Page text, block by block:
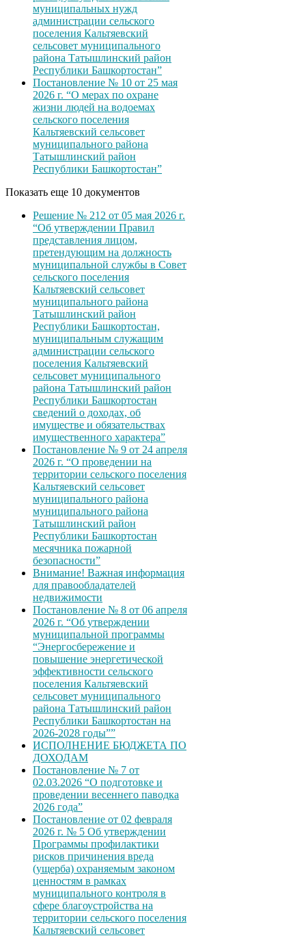
муниципальных нужд
администрации сельского
поселения Кальтяевский
сельсовет муниципального
района Татышлинский район
Республики Башкортостан”
Постановление № 10 от 25 мая
2026 г. “О мерах по охране
жизни людей на водоемах
сельского поселения
Кальтяевский сельсовет
муниципального района
Татышлинский район
Республики Башкортостан”
Показать еще 10 документов
Решение № 212 от 05 мая 2026 г.
“Об утверждении Правил
представления лицом,
претендующим на должность
муниципальной службы в Совет
сельского поселения
Кальтяевский сельсовет
муниципального района
Татышлинский район
Республики Башкортостан,
муниципальным служащим
администрации сельского
поселения Кальтяевский
сельсовет муниципального
района Татышлинский район
Республики Башкортостан
сведений о доходах, об
имуществе и обязательствах
имущественного характера”
Постановление № 9 от 24 апреля
2026 г. “О проведении на
территории сельского поселения
Кальтяевский сельсовет
муниципального района
муниципального района
Татышлинский район
Республики Башкортостан
месячника пожарной
безопасности”
Внимание! Важная информация
для правообладателей
недвижимости
Постановление № 8 от 06 апреля
2026 г. “Об утверждении
муниципальной программы
“Энергосбережение и
повышение энергетической
эффективности сельского
поселения Кальтяевский
сельсовет муниципального
района Татышлинский район
Республики Башкортостан на
2026-2028 годы””
ИСПОЛНЕНИЕ БЮДЖЕТА ПО
ДОХОДАМ
Постановление № 7 от
02.03.2026 “О подготовке и
проведении весеннего паводка
2026 года”
Постановление от 02 февраля
2026 г. № 5 Об утверждении
Программы профилактики
рисков причинения вреда
(ущерба) охраняемым законом
ценностям в рамках
муниципального контроля в
сфере благоустройства на
территории сельского поселения
Кальтяевский сельсовет